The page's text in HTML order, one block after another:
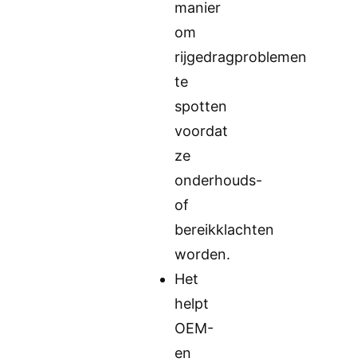
manier
om
rijgedragproblemen
te
spotten
voordat
ze
onderhouds-
of
bereikklachten
worden.
Het
helpt
OEM-
en